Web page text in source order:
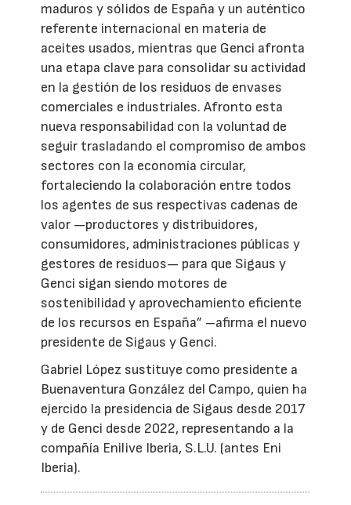
maduros y sólidos de España y un auténtico
referente internacional en materia de
aceites usados, mientras que Genci afronta
una etapa clave para consolidar su actividad
en la gestión de los residuos de envases
comerciales e industriales. Afronto esta
nueva responsabilidad con la voluntad de
seguir trasladando el compromiso de ambos
sectores con la economía circular,
fortaleciendo la colaboración entre todos
los agentes de sus respectivas cadenas de
valor —productores y distribuidores,
consumidores, administraciones públicas y
gestores de residuos— para que Sigaus y
Genci sigan siendo motores de
sostenibilidad y aprovechamiento eficiente
de los recursos en España” –afirma el nuevo
presidente de Sigaus y Genci.
Gabriel López sustituye como presidente a
Buenaventura González del Campo, quien ha
ejercido la presidencia de Sigaus desde 2017
y de Genci desde 2022, representando a la
compañía Enilive Iberia, S.L.U. (antes Eni
Iberia).